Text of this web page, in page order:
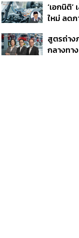
สไตล์
‘เอกนิติ
ใหม่ ลด
โรงงาน
สูตรถ่า
กลางทา